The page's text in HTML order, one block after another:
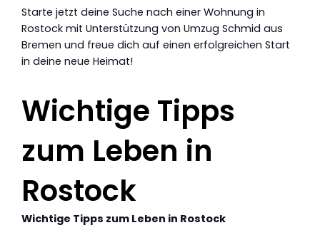
Starte jetzt deine Suche nach einer Wohnung in
Rostock mit Unterstützung von Umzug Schmid aus
Bremen und freue dich auf einen erfolgreichen Start
in deine neue Heimat!
Wichtige Tipps
zum Leben in
Rostock
Wichtige Tipps zum Leben in Rostock